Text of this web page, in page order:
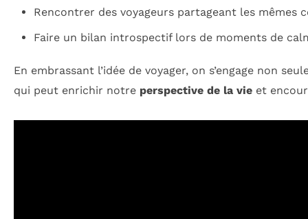
Rencontrer des voyageurs partageant les mêmes
Faire un bilan introspectif lors de moments de
En embrassant l’idée de voyager, on s’engage non
qui peut enrichir notre perspective de la vie et